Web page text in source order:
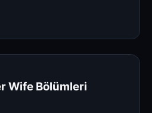
Wife Bölümleri